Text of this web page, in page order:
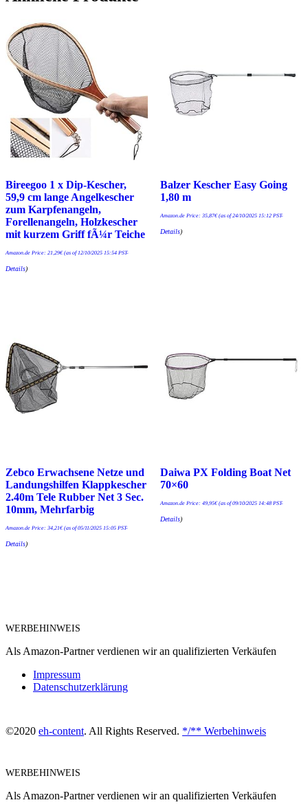
Bireegoo 1 x Dip-Kescher,
59,9 cm lange Angelkescher
zum Karpfenangeln,
Forellenangeln, Holzkescher
mit kurzem Griff fÃ¼r Teiche
Amazon.de Price: 21,29€(as of 12/10/2025 15:54 PST-
Details)
Balzer Kescher Easy Going
1,80 m
Amazon.de Price: 35,87€(as of 24/10/2025 15:12 PST-
Details)
Zebco Erwachsene Netze und
Landungshilfen Klappkescher
2.40m Tele Rubber Net 3 Sec.
10mm, Mehrfarbig
Amazon.de Price: 34,21€(as of 05/11/2025 15:05 PST-
Details)
Daiwa PX Folding Boat Net
70×60
Amazon.de Price: 49,95€(as of 09/10/2025 14:48 PST-
Details)
WERBEHINWEIS
Als Amazon-Partner verdienen wir an qualifizierten Verkäufen
Impressum
Datenschutzerklärung
©2020 eh-content. All Rights Reserved. */** Werbehinweis
WERBEHINWEIS
Als Amazon-Partner verdienen wir an qualifizierten Verkäufen